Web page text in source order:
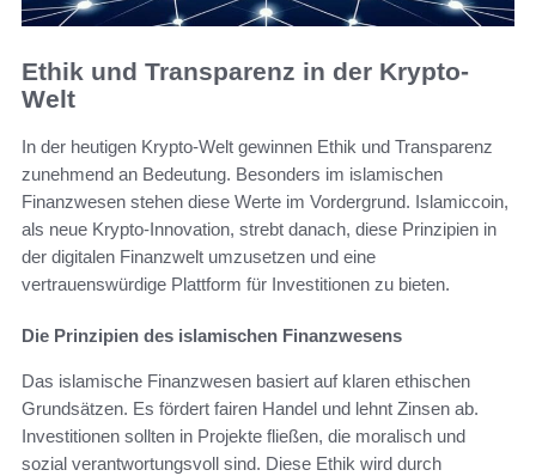
Ethik und Transparenz in der Krypto-
Welt
In der heutigen Krypto-Welt gewinnen Ethik und Transparenz
zunehmend an Bedeutung. Besonders im islamischen
Finanzwesen stehen diese Werte im Vordergrund. Islamiccoin,
als neue Krypto-Innovation, strebt danach, diese Prinzipien in
der digitalen Finanzwelt umzusetzen und eine
vertrauenswürdige Plattform für Investitionen zu bieten.
Die Prinzipien des islamischen Finanzwesens
Das islamische Finanzwesen basiert auf klaren ethischen
Grundsätzen. Es fördert fairen Handel und lehnt Zinsen ab.
Investitionen sollten in Projekte fließen, die moralisch und
sozial verantwortungsvoll sind. Diese Ethik wird durch